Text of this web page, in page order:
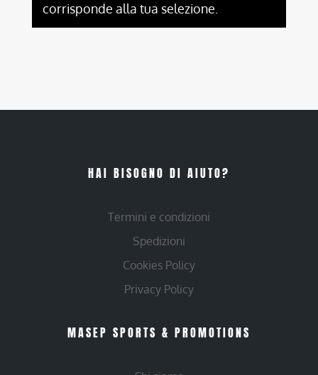
corrisponde alla tua selezione.
HAI BISOGNO DI AIUTO?
Termini e condizioni
Spedizioni
Cookies Policy
Privacy Policy
MASEP SPORTS & PROMOTIONS